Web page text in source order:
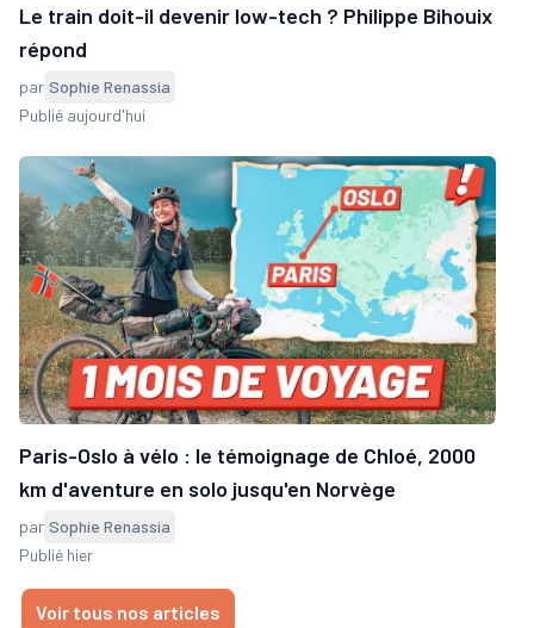
Le train doit-il devenir low-tech ? Philippe Bihouix
répond
par Sophie Renassia
Publié aujourd'hui
Paris-Oslo à vélo : le témoignage de Chloé, 2000
km d'aventure en solo jusqu'en Norvège
par Sophie Renassia
Publié hier
Voir tous nos articles